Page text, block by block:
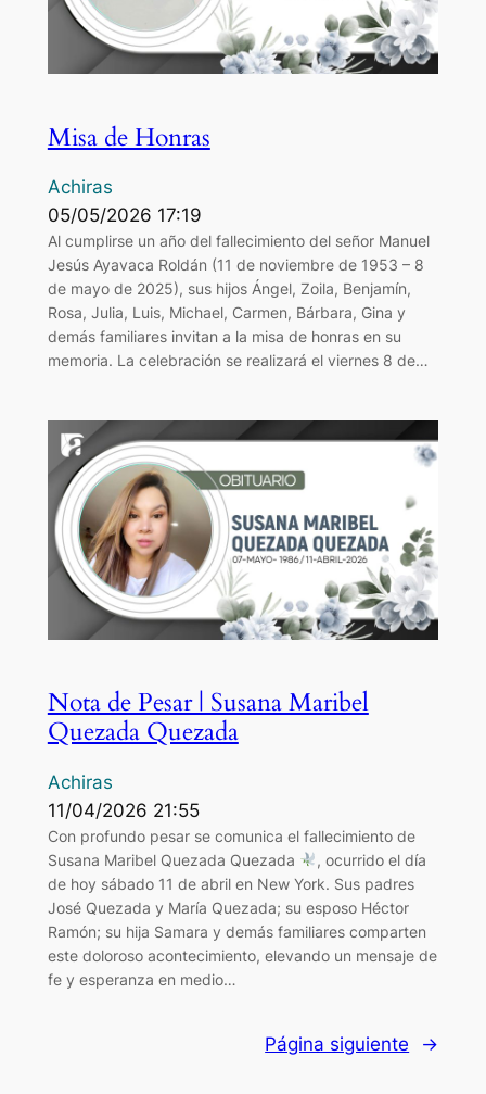
Misa de Honras
Achiras
05/05/2026 17:19
Al cumplirse un año del fallecimiento del señor Manuel
Jesús Ayavaca Roldán (11 de noviembre de 1953 – 8
de mayo de 2025), sus hijos Ángel, Zoila, Benjamín,
Rosa, Julia, Luis, Michael, Carmen, Bárbara, Gina y
demás familiares invitan a la misa de honras en su
memoria. La celebración se realizará el viernes 8 de…
Nota de Pesar | Susana Maribel
Quezada Quezada
Achiras
11/04/2026 21:55
Con profundo pesar se comunica el fallecimiento de
Susana Maribel Quezada Quezada
, ocurrido el día
de hoy sábado 11 de abril en New York. Sus padres
José Quezada y María Quezada; su esposo Héctor
Ramón; su hija Samara y demás familiares comparten
este doloroso acontecimiento, elevando un mensaje de
fe y esperanza en medio…
Página siguiente →